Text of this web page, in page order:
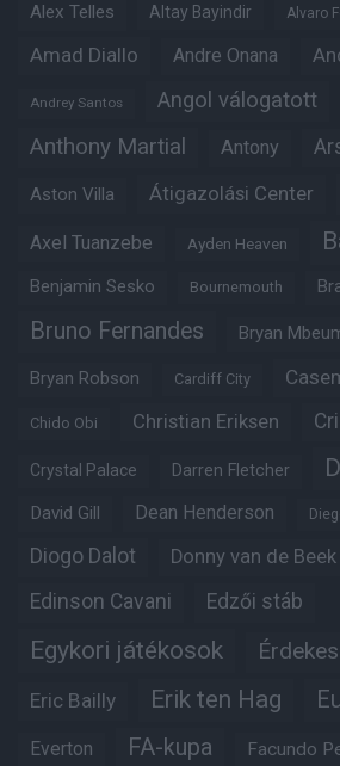
Alex Telles Altay Bayindir Alvaro
Amad Diallo Andre Onana
Andrey Santos Angol válogatott
Anthony Martial Antony
Aston Villa Átigazolási Center
Axel Tuanzebe Ayden Heaven
Benjamin Sesko Bournemouth
Bruno Fernandes Bryan
Bryan Robson Cardiff City
Chido Obi Christian Eriksen
Crystal Palace Darren Fletcher
David Gill Dean Henderson
Diogo Dalot Donny van de Beek
Edinson Cavani Edzői stáb
Egykori játékosok
Eric Bailly Erik ten Hag
Everton FA-kupa Facundo